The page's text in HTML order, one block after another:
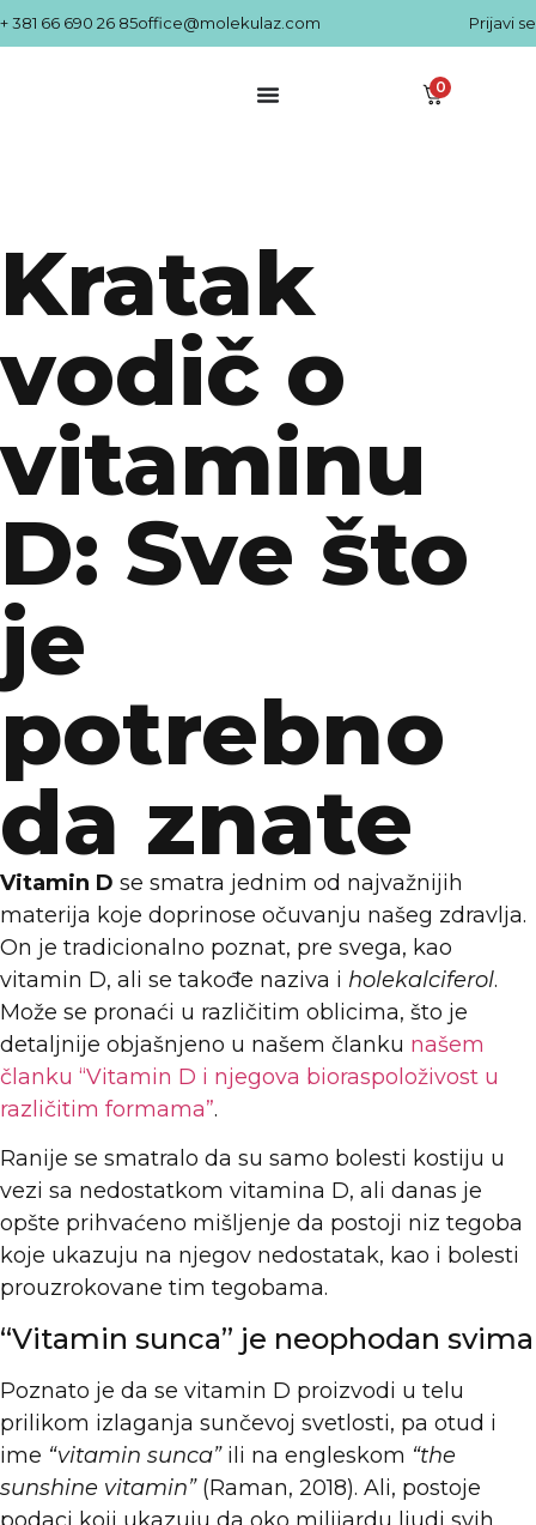
+ 381 66 690 26 85office@molekulaz.com Prijavi se
0
Kratak
vodič o
vitaminu
D: Sve što
je
potrebno
da znate
Vitamin D se smatra jednim od najvažnijih
materija koje doprinose očuvanju našeg zdravlja.
On je tradicionalno poznat, pre svega, kao
vitamin D, ali se takođe naziva i holekalciferol.
Može se pronaći u različitim oblicima, što je
detaljnije objašnjeno u našem članku našem
članku “Vitamin D i njegova bioraspoloživost u
različitim formama”.
Ranije se smatralo da su samo bolesti kostiju u
vezi sa nedostatkom vitamina D, ali danas je
opšte prihvaćeno mišljenje da postoji niz tegoba
koje ukazuju na njegov nedostatak, kao i bolesti
prouzrokovane tim tegobama.
“Vitamin sunca” je neophodan svima
Poznato je da se vitamin D proizvodi u telu
prilikom izlaganja sunčevoj svetlosti, pa otud i
ime “vitamin sunca”ili na engleskom “the
sunshine vitamin”(Raman, 2018). Ali, postoje